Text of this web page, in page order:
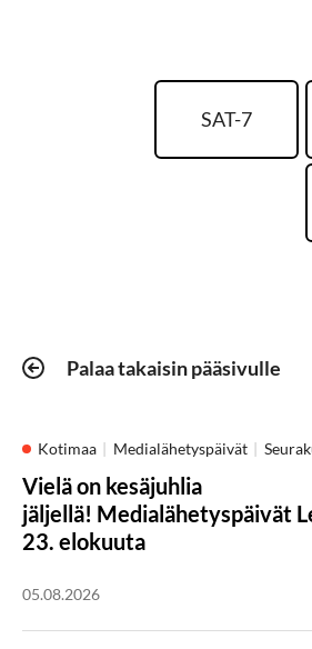
SAT-7
Palaa takaisin pääsivulle
Kotimaa Medialähetyspäivät
Vielä on kesäjuhlia
jäljellä! Medialähetyspäivät
23. elokuuta
05.08.2026